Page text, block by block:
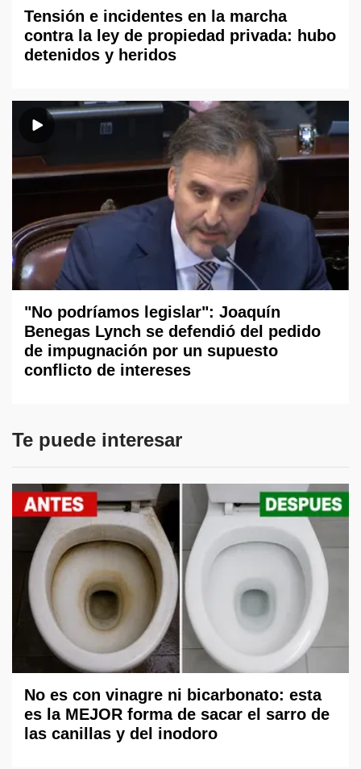
Tensión e incidentes en la marcha
contra la ley de propiedad privada: hubo
detenidos y heridos
"No podríamos legislar": Joaquín
Benegas Lynch se defendió del pedido
de impugnación por un supuesto
conflicto de intereses
Te puede interesar
No es con vinagre ni bicarbonato: esta
es la MEJOR forma de sacar el sarro de
las canillas y del inodoro